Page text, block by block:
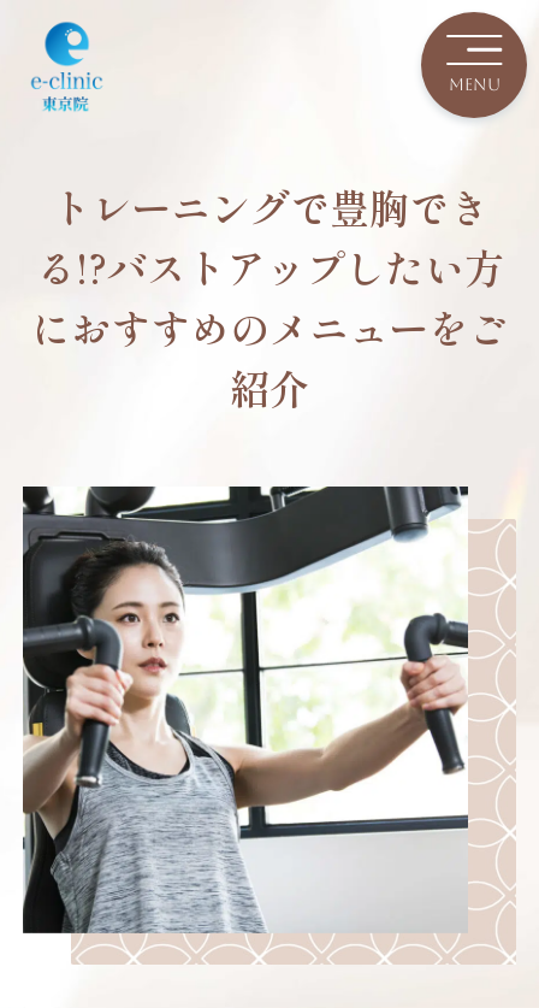
トレーニングで豊胸でき
る!?バストアップしたい方
におすすめのメニューをご
紹介